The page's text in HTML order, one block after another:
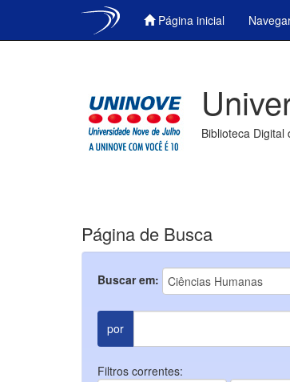
Página inicial
Biblioteca Digital
Página de Busca
Buscar em:
por
Filtros correntes: